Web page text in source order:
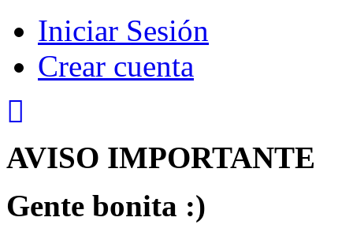
Iniciar Sesión
Crear cuenta
AVISO IMPORTANTE
Gente bonita :)